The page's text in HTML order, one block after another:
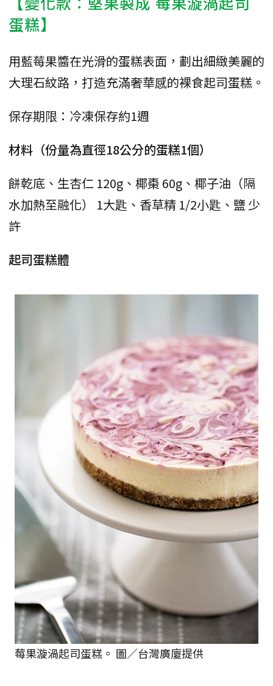
蛋糕】
用藍莓果醬在光滑的蛋糕表面，劃出細緻美麗的
大理石紋路，打造充滿奢華感的裸食起司蛋糕。
保存期限：冷凍保存約1週
材料（份量為直徑18公分的蛋糕1個）
餅乾底、生杏仁 120g、椰棗 60g、椰子油（隔
水加熱至融化） 1大匙、香草精 1/2小匙、鹽 少
許
起司蛋糕體
莓果漩渦起司蛋糕。 圖／台灣廣廈提供